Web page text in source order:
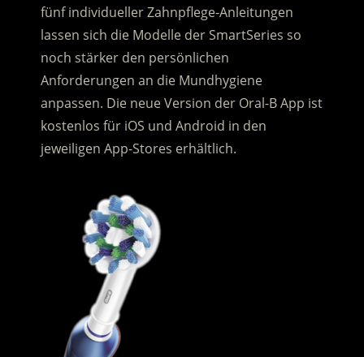
fünf individueller Zahnpflege-Anleitungen
lassen sich die Modelle der SmartSeries so
noch stärker den persönlichen
Anforderungen an die Mundhygiene
anpassen. Die neue Version der Oral-B App ist
kostenlos für iOS und Android in den
jeweiligen App-Stores erhältlich.